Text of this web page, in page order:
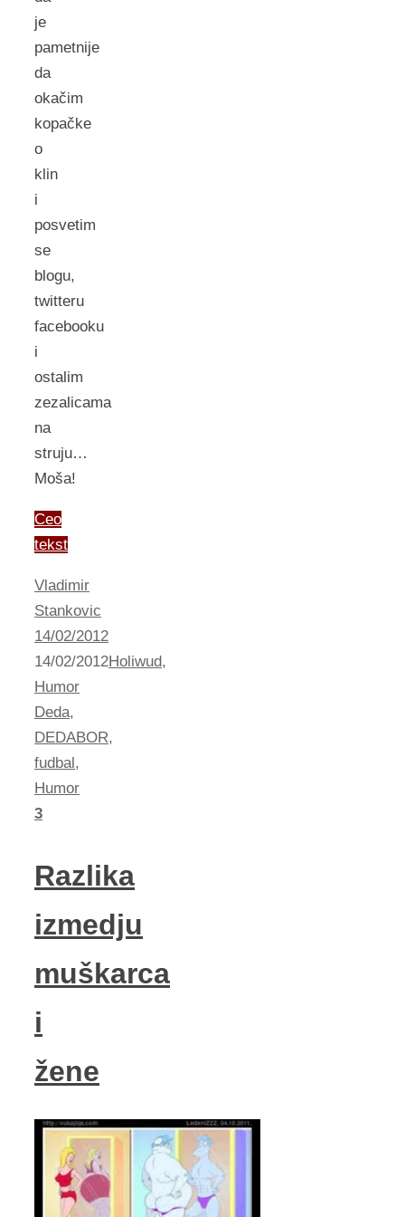
je
pametnije
da
okačim
kopačke
o
klin
i
posvetim
se
blogu,
twitteru
facebooku
i
ostalim
zezalicama
na
struju…
Moša!
Ceo
tekst
Vladimir
Stankovic
14/02/2012
14/02/2012Holiwud,
Humor
Deda,
DEDABOR,
fudbal ,
Humor
3
Razlika
izmedju
muškarca
i
žene